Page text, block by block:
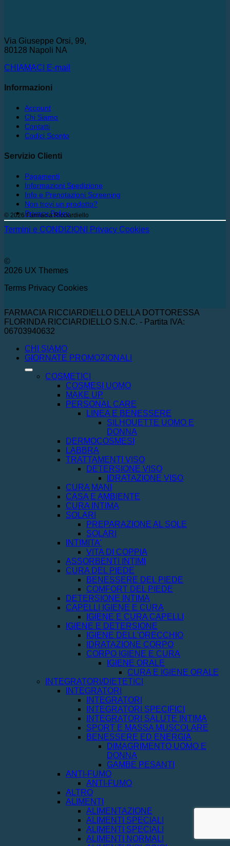
Via Giuseppe Orsi, 99,
80128 Napoli NA
CHIAMACI
E-mail
Informazioni
Account
Chi Siamo
Contatti
Codici Sconto
Servizio Clienti
Pagamenti
Informazioni Spedizione
Info e Prenotazioni Screening
Non trovi un prodotto?
Privacy Policy
© 2026 Farmacia Ricciardiello
Termini e CONDIZIONI Privacy Cookies
©
2026 UX Themes
Terms Privacy Cookies
FARMACIA RICCIARDIELLO DELLA DOTTORESSA
FLORINDA RICCIARDIELLO S.N.C. - Partita IVA:
06703940632
CHI SIAMO
GIORNATE PROMOZIONALI
COSMETICI
COSMESI UOMO
MAKE UP
PERSONAL CARE
LINEA E BENESSERE
SILHOUETTE UOMO E
DONNA
DERMOCOSMESI
LABBRA
TRATTAMENTI VISO
DETERSIONE VISO
IDRATAZIONE VISO
CURA MANI
CASA E AMBIENTE
CURA INTIMA
SOLARI
PREPARAZIONE AL SOLE
SOLARI
INTIMITA'
VITA DI COPPIA
ASSORBENTI INTIMI
CURA DEL PIEDE
BENESSERE DEL PIEDE
COMFORT DEL PIEDE
DETERSIONE INTIMA
CAPELLI IGIENE E CURA
IGIENE E CURA CAPELLI
IGIENE E DETERSIONE
IGIENE DELL'ORECCHIO
IDRATAZIONE CORPO
CORPO IGIENE E CURA
IGIENE ORALE
CURA E IGIENE ORALE
INTEGRATORI/DIETETICI
INTEGRATORI
INTEGRATORI
INTEGRATORI SPECIFICI
INTEGRATORI SALUTE INTIMA
SPORT E MASSA MUSCOLARE
BENESSERE ED ENERGIA
DIMAGRIMENTO UOMO E
DONNA
GAMBE PESANTI
ANTI-FUMO
ANTI-FUMO
ALTRO
ALIMENTI
ALIMENTAZIONE
ALIMENTI SPECIALI
ALIMENTI SPECIALI
ALIMENTI NORMALI